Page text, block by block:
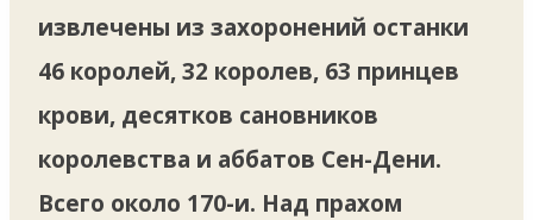
извлечены из захоронений останки
46 королей, 32 королев, 63 принцев
крови, десятков сановников
королевства и аббатов Сен-Дени.
Всего около 170-и. Над прахом